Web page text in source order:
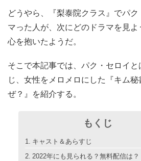
どうやら、『梨泰院クラス』でパ
マった人が、次にどのドラマを見
心を抱いたようだ。
そこで本記事では、パク・セロイ
じ、女性をメロメロにした『キム
ぜ？』を紹介する。
もくじ
キャスト＆あらすじ
2022年にも見られる？無料配信は？